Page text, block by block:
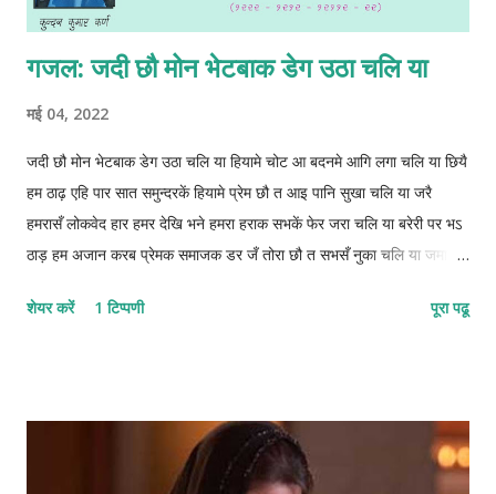
गजल: जदी छौ मोन भेटबाक डेग उठा चलि या
मई 04, 2022
जदी छौ मोन भेटबाक डेग उठा चलि या हियामे चोट आ बदनमे आगि लगा चलि या छियै
हम ठाढ़ एहि पार सात समुन्दरकें हियामे प्रेम छौ त आइ पानि सुखा चलि या जरै
हमरासँ लोकवेद हार हमर देखि भने हमरा हराक सभकें‌ फेर जरा चलि या बरेरी पर भऽ
ठाड़ हम अजान करब प्रेमक समाजक डर जँ तोरा छौ त सभसँ नुका चलि या जमाना
1212-12112-22 © कुन्दन कुमार कर्ण
शेयर करें 1 टिप्पणी पूरा पढू